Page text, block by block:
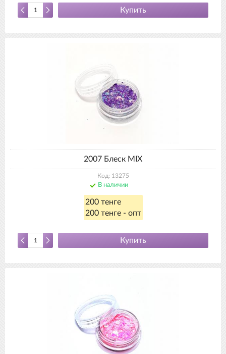
Купить
2007 Блеск MIX
Код: 13275
В наличии
200 тенге
200 тенге - опт
Купить